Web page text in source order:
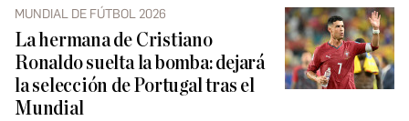
MUNDIAL DE FÚTBOL 2026
La hermana de Cristiano
Ronaldo suelta la bomba: dejará
la selección de Portugal tras el
Mundial